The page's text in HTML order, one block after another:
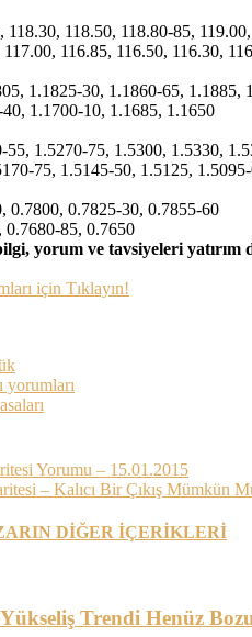
118.30, 118.50, 118.80-85,
117.00, 116.85, 116.50, 116.30,
1.1825-30, 1.1860-65, 1.1885,
1.1700-10, 1.1685, 1.1650
55, 1.5270-75, 1.5300, 1.5330,
75, 1.5145-50, 1.5125,
0.7800, 0.7825-30, 0.7855-60
0.7680-85, 0.7650
yorum ve tavsiyeleri yatırım
için Tıklayın!
yorumları
Yorumu – 15.01.2015
– Kalıcı Bir Çıkış Mümkün
DİĞER İÇERİKLERİ
Trendi Henüz